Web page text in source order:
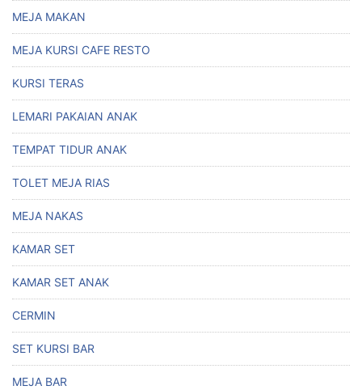
MEJA MAKAN
MEJA KURSI CAFE RESTO
KURSI TERAS
LEMARI PAKAIAN ANAK
TEMPAT TIDUR ANAK
TOLET MEJA RIAS
MEJA NAKAS
KAMAR SET
KAMAR SET ANAK
CERMIN
SET KURSI BAR
MEJA BAR